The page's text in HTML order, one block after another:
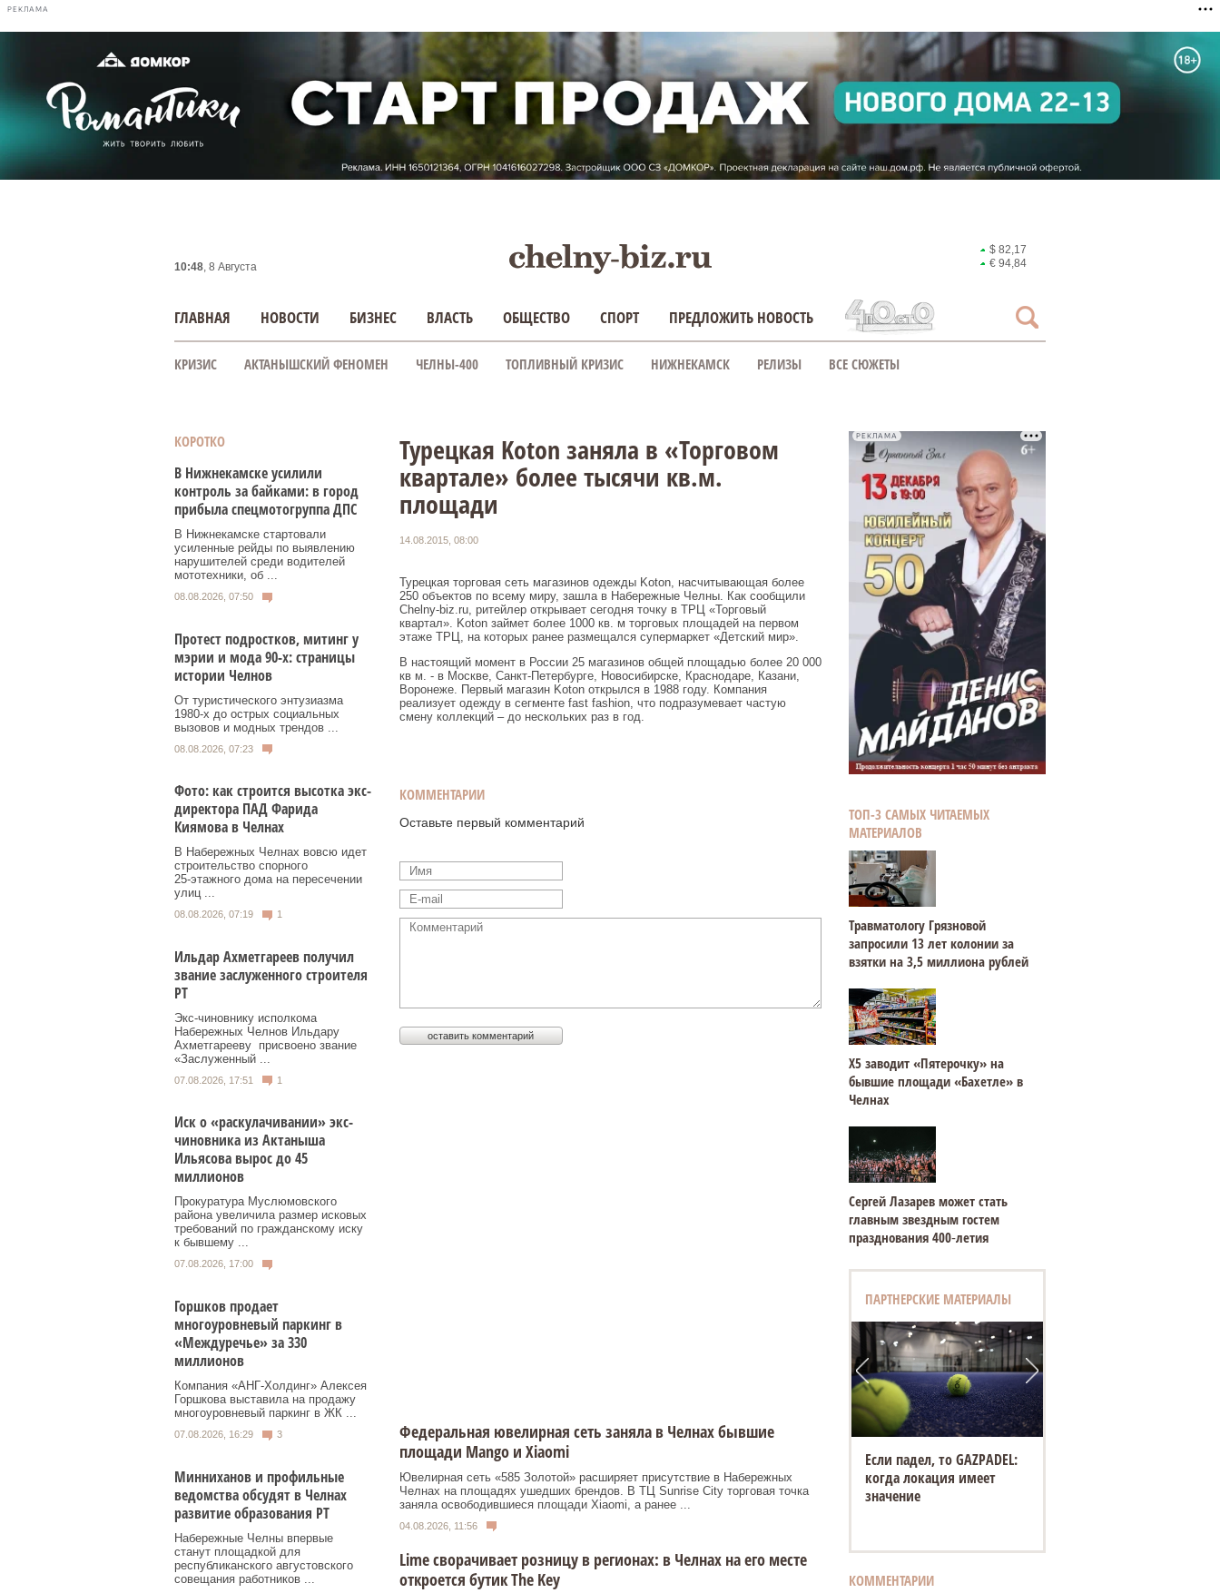
РЕКЛАМА
10:48, 8 Августа
$ 82,17
€ 94,84
ГЛАВНАЯ НОВОСТИ БИЗНЕС ВЛАСТЬ ОБЩЕСТВО СПОРТ ПРЕДЛОЖИТЬ НОВОСТЬ
КРИЗИС АКТАНЫШСКИЙ ФЕНОМЕН ЧЕЛНЫ-400 ТОПЛИВНЫЙ КРИЗИС НИЖНЕКАМСК РЕЛИЗЫ ВСЕ СЮЖЕТЫ
КОРОТКО
В Нижнекамске усилили
контроль за байками: в город
прибыла спецмотогруппа ДПС
В Нижнекамске стартовали
усиленные рейды по выявлению
нарушителей среди водителей
мототехники, об ...
08.08.2026, 07:50
Протест подростков, митинг у
мэрии и мода 90-х: страницы
истории Челнов
От туристического энтузиазма
1980‑х до острых социальных
вызовов и модных трендов ...
08.08.2026, 07:23
Фото: как строится высотка экс-
директора ПАД Фарида
Киямова в Челнах
В Набережных Челнах вовсю идет
строительство спорного
25‑этажного дома на пересечении
улиц ...
08.08.2026, 07:19 1
Ильдар Ахметгареев получил
звание заслуженного строителя
РТ
Экс‑чиновнику исполкома
Набережных Челнов Ильдару
Ахметгарееву присвоено звание
«Заслуженный ...
07.08.2026, 17:51 1
Иск о «раскулачивании» экс-
чиновника из Актаныша
Ильясова вырос до 45
миллионов
Прокуратура Муслюмовского
района увеличила размер исковых
требований по гражданскому иску
к бывшему ...
07.08.2026, 17:00
Горшков продает
многоуровневый паркинг в
«Междуречье» за 330
миллионов
Компания «АНГ-Холдинг» Алексея
Горшкова выставила на продажу
многоуровневый паркинг в ЖК ...
07.08.2026, 16:29 3
Минниханов и профильные
ведомства обсудят в Челнах
развитие образования РТ
Набережные Челны впервые
станут площадкой для
республиканского августовского
совещания работников ...
Турецкая Koton заняла в «Торговом
квартале» более тысячи кв.м.
площади
14.08.2015, 08:00
Турецкая торговая сеть магазинов одежды Koton, насчитывающая более
250 объектов по всему миру, зашла в Набережные Челны. Как сообщили
Chelny-biz.ru, ритейлер открывает сегодня точку в ТРЦ «Торговый
квартал». Koton займет более 1000 кв. м торговых площадей на первом
этаже ТРЦ, на которых ранее размещался супермаркет «Детский мир».
В настоящий момент в России 25 магазинов общей площадью более 20 000
кв м. - в Москве, Санкт-Петербурге, Новосибирске, Краснодаре, Казани,
Воронеже. Первый магазин Koton открылся в 1988 году. Компания
реализует одежду в сегменте fast fashion, что подразумевает частую
смену коллекций – до нескольких раз в год.
КОММЕНТАРИИ
Оставьте первый комментарий
Федеральная ювелирная сеть заняла в Челнах бывшие
площади Mango и Xiaomi
Ювелирная сеть «585 Золотой» расширяет присутствие в Набережных
Челнах на площадях ушедших брендов. В ТЦ Sunrise City торговая точка
заняла освободившиеся площади Xiaomi, а ранее ...
04.08.2026, 11:56
Lime сворачивает розницу в регионах: в Челнах на его месте
откроется бутик The Key
РЕКЛАМА
ТОП-3 САМЫХ ЧИТАЕМЫХ
МАТЕРИАЛОВ
Травматологу Грязновой
запросили 13 лет колонии за
взятки на 3,5 миллиона рублей
Х5 заводит «Пятерочку» на
бывшие площади «Бахетле» в
Челнах
Сергей Лазарев может стать
главным звездным гостем
празднования 400‑летия
ПАРТНЕРСКИЕ МАТЕРИАЛЫ
Если падел, то GAZPADEL:
когда локация имеет
значение
КОММЕНТАРИИ